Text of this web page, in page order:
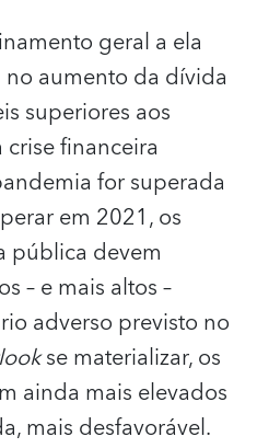
geral a ela
aumento da dívida
superiores aos
financeira
for superada
em 2021, os
pública devem
– e mais altos –
adverso previsto no
se materializar, os
ainda mais elevados
mais desfavorável.